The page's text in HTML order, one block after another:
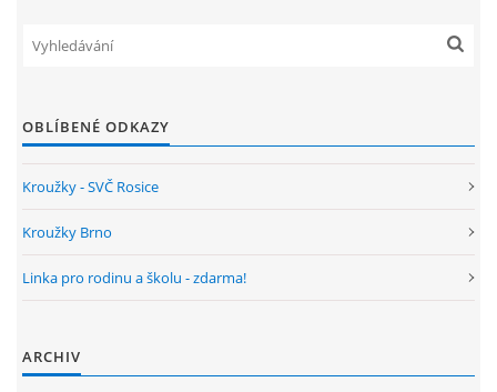
KROUŽKY
GDPR
OBLÍBENÉ ODKAZY
Kroužky - SVČ Rosice
Kroužky Brno
Linka pro rodinu a školu - zdarma!
ARCHIV